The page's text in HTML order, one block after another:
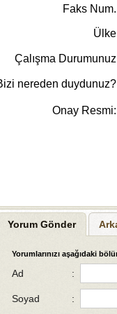
Faks Num.
Ülke
Çalışma Durumunuz
nereden duydunuz?
Onay Resmi:
Yorum Gönder
Yorumlarınızı aşağıdaki
Ad :
Soyad :